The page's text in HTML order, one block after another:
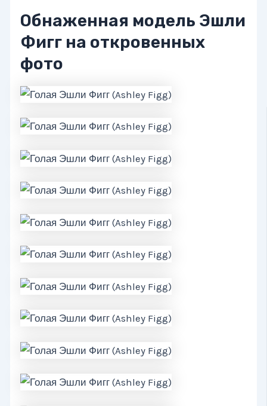
Обнаженная модель Эшли
Фигг на откровенных
фото